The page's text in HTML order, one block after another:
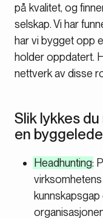
på kvalitet, og
selskap. Vi har
har vi bygget opp
holder oppdatert.
nettverk av disse
Slik lykkes
en
Headhunting: